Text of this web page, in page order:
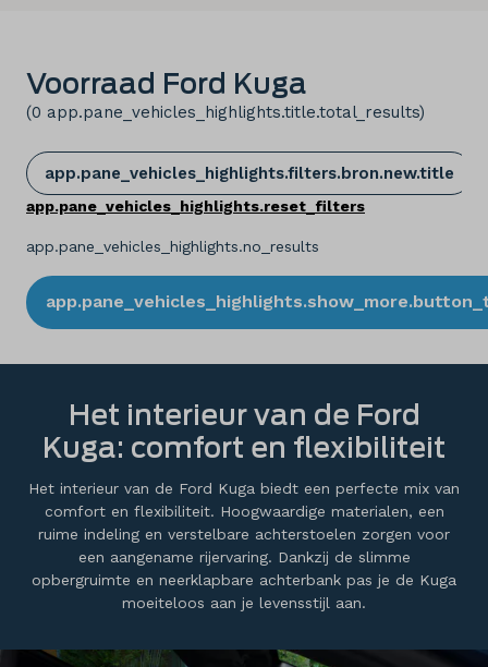
Voorraad Ford Kuga
(0 app.pane_vehicles_highlights.title.total_results)
app.pane_vehicles_highlights.filters.bron.new.title
app.pane_vehicles_highlights.reset_filters
app.pane_vehicles_highlights.no_results
Het interieur van de Ford
Kuga: comfort en flexibiliteit
Het interieur van de Ford Kuga biedt een perfecte mix van
comfort en flexibiliteit. Hoogwaardige materialen, een
ruime indeling en verstelbare achterstoelen zorgen voor
een aangename rijervaring. Dankzij de slimme
opbergruimte en neerklapbare achterbank pas je de Kuga
moeiteloos aan je levensstijl aan.